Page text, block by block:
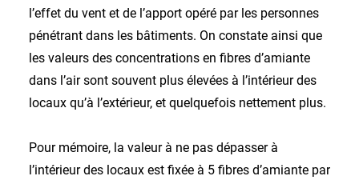
l’effet du vent et de l’apport opéré par les personnes
pénétrant dans les bâtiments. On constate ainsi que
les valeurs des concentrations en fibres d’amiante
dans l’air sont souvent plus élevées à l’intérieur des
locaux qu’à l’extérieur, et quelquefois nettement plus.
Pour mémoire, la valeur à ne pas dépasser à
l’intérieur des locaux est fixée à 5 fibres d’amiante par